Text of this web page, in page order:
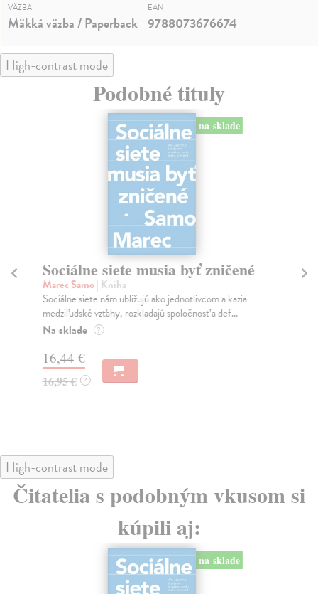
VÄZBA
Mäkká väzba / Paperback
EAN
9788073676674
High-contrast mode
Podobné tituly
na sklade
Sociálne siete musia byť zničené
Marec Samo| Kniha
Sociálne siete nám ubližujú ako jednotlivcom a kazia
medziľudské vzťahy, rozkladajú spoločnosť a def...
Na sklade ?
16,44 €
16,95 € ?
High-contrast mode
Čitatelia s podobným vkusom si
kúpili aj:
na sklade